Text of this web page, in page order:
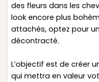
des fleurs dans les
look encore plus
attachés, optez pour
décontracté.
L’objectif est de créer
qui mettra en valeur